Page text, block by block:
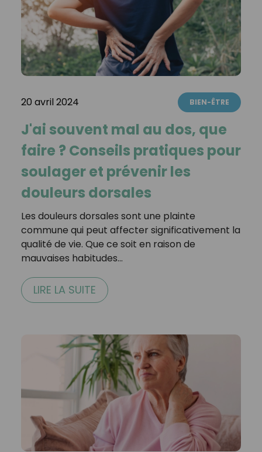
20 avril 2024 BIEN-ÊTRE
J'ai souvent mal au dos, que
faire ? Conseils pratiques pour
soulager et prévenir les
douleurs dorsales
Les douleurs dorsales sont une plainte
commune qui peut affecter significativement la
qualité de vie. Que ce soit en raison de
mauvaises habitudes…
LIRE LA SUITE